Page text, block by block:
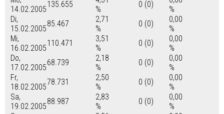
14.02.2005
135.655
%
0 (0)
%
Di,
15.02.2005
85.467
2,71
%
0 (0)
0,00
%
Mi,
16.02.2005
110.471
3,51
%
0 (0)
0,00
%
Do,
17.02.2005
68.739
2,18
%
0 (0)
0,00
%
Fr,
18.02.2005
78.731
2,50
%
0 (0)
0,00
%
Sa,
19.02.2005
88.987
2,83
%
0 (0)
0,00
%